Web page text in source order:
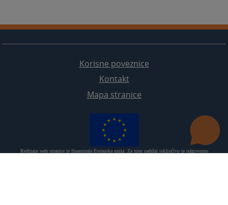
Korisne poveznice
Kontakt
Mapa stranice
Redizajn web stranice je finansirala Evropska unija. Za njen sadržaj isključivo je odgovorno